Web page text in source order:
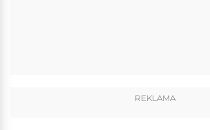
REKLAMA